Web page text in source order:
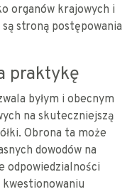
organów krajowych i
są stroną postępowania
praktykę
byłym i obecnym
na skuteczniejszą
Obrona ta może
dowodów na
odpowiedzialności
kwestionowaniu